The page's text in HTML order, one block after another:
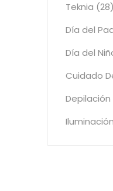
Teknia (28)
Día del
Día del
Cuidado